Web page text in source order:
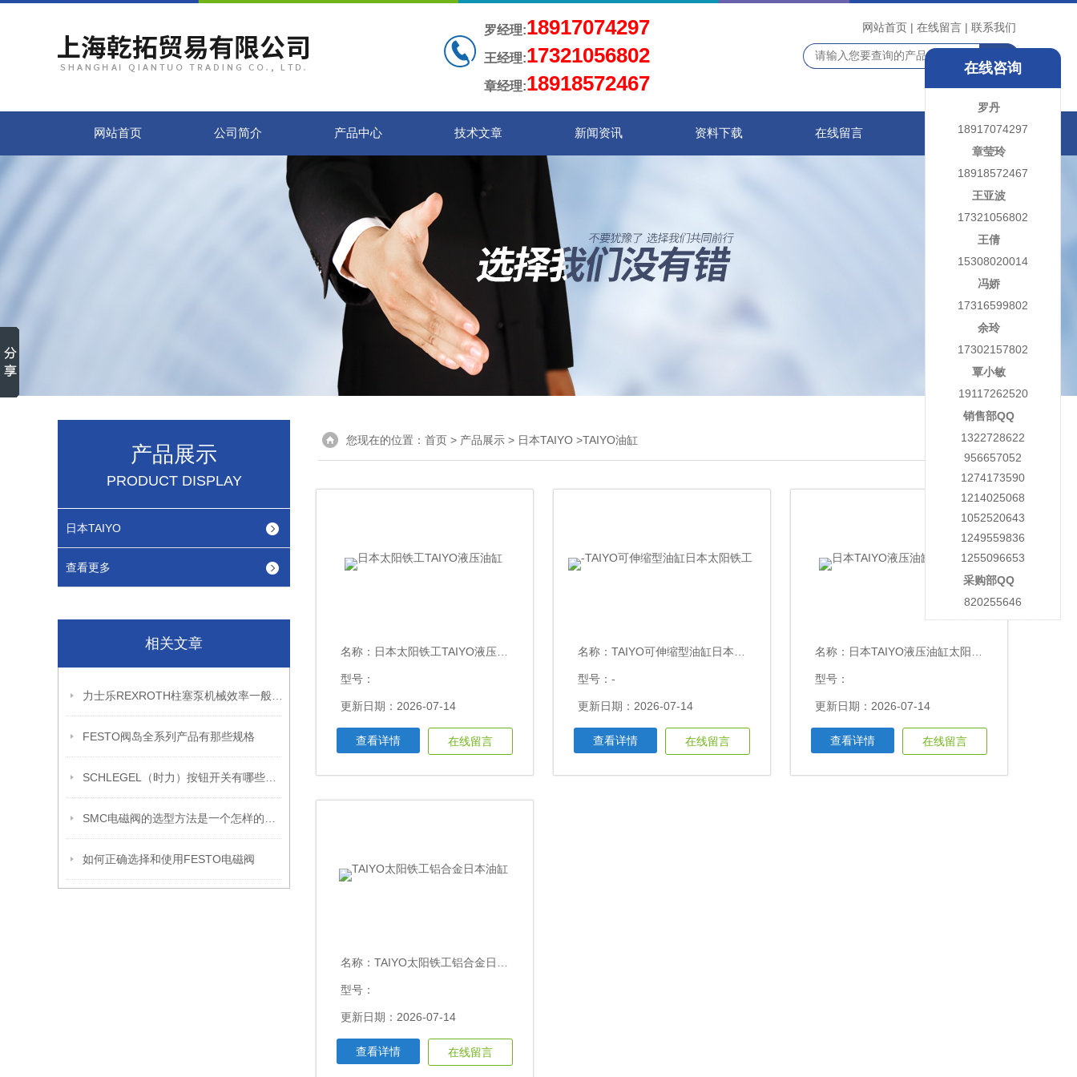
罗经理:18917074297
王经理:17321056802
章经理:18918572467
网站首页 | 在线留言 | 联系我们
网站首页 公司简介 产品中心 技术文章 新闻资讯 资料下载 在线留言 联系我们
产品展示
PRODUCT DISPLAY
日本TAIYO
查看更多
相关文章
FESTO阀岛全系列产品有那些规格
如何正确选择和使用FESTO电磁阀
您现在的位置： 首页 > 产品展示 > 日本TAIYO >TAIYO油缸
名称： 日本太阳铁工TAIYO液压油缸
型号：
更新日期：2026-07-14
查看详情 在线留言
名称： TAIYO可伸缩型油缸日本太阳铁工
型号：-
更新日期：2026-07-14
查看详情 在线留言
名称： 日本TAIYO液压油缸太阳铁工
型号：
更新日期：2026-07-14
查看详情 在线留言
名称： TAIYO太阳铁工铝合金日本油缸
型号：
更新日期：2026-07-14
查看详情 在线留言
在线咨询
罗丹
18917074297
章莹玲
18918572467
王亚波
17321056802
王倩
15308020014
冯娇
17316599802
余玲
17302157802
覃小敏
19117262520
销售部QQ
1322728622
956657052
1274173590
1214025068
1052520643
1249559836
1255096653
采购部QQ
820255646